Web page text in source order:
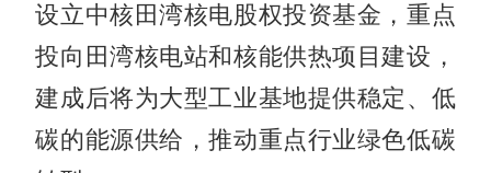
设立中核田湾核电股权投资基金，重点
投向田湾核电站和核能供热项目建设，
建成后将为大型工业基地提供稳定、低
碳的能源供给，推动重点行业绿色低碳